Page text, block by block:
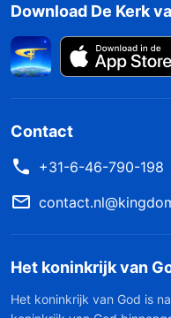
Download De Kerk
Contact
+31-6-46-790-198
Het koninkrijk van
Het koninkrijk van God is